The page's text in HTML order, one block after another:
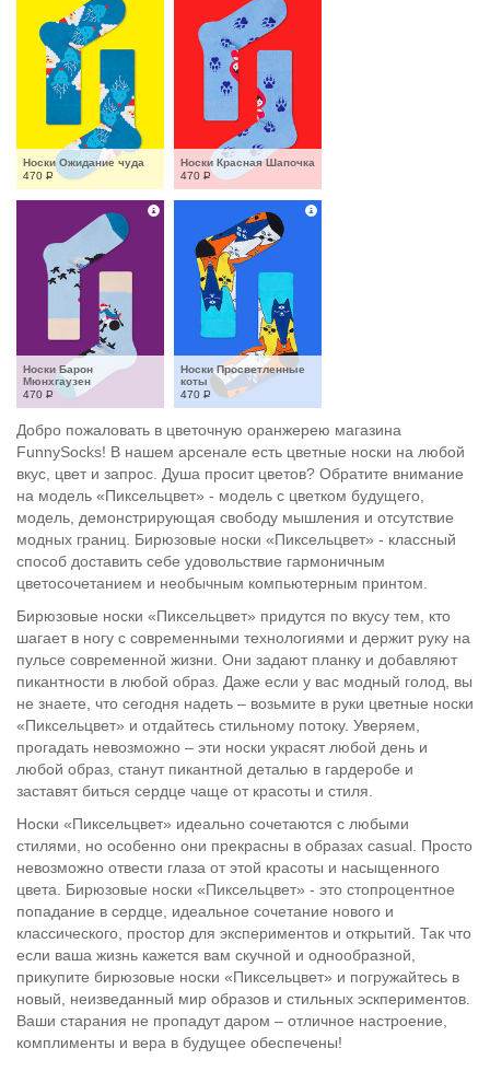
Носки Ожидание чуда
470 Р
Носки Красная Шапочка
470 Р
Носки Барон
Мюнхгаузен
470 Р
Носки Просветленные
коты
470 Р
Добро пожаловать в цветочную оранжерею магазина
FunnySocks! В нашем арсенале есть цветные носки на любой
вкус, цвет и запрос. Душа просит цветов? Обратите внимание
на модель «Пиксельцвет» - модель с цветком будущего,
модель, демонстрирующая свободу мышления и отсутствие
модных границ. Бирюзовые носки «Пиксельцвет» - классный
способ доставить себе удовольствие гармоничным
цветосочетанием и необычным компьютерным принтом.
Бирюзовые носки «Пиксельцвет» придутся по вкусу тем, кто
шагает в ногу с современными технологиями и держит руку на
пульсе современной жизни. Они задают планку и добавляют
пикантности в любой образ. Даже если у вас модный голод, вы
не знаете, что сегодня надеть – возьмите в руки цветные носки
«Пиксельцвет» и отдайтесь стильному потоку. Уверяем,
прогадать невозможно – эти носки украсят любой день и
любой образ, станут пикантной деталью в гардеробе и
заставят биться сердце чаще от красоты и стиля.
Носки «Пиксельцвет» идеально сочетаются с любыми
стилями, но особенно они прекрасны в образах casual. Просто
невозможно отвести глаза от этой красоты и насыщенного
цвета. Бирюзовые носки «Пиксельцвет» - это стопроцентное
попадание в сердце, идеальное сочетание нового и
классического, простор для экспериментов и открытий. Так что
если ваша жизнь кажется вам скучной и однообразной,
прикупите бирюзовые носки «Пиксельцвет» и погружайтесь в
новый, неизведанный мир образов и стильных эскпериментов.
Ваши старания не пропадут даром – отличное настроение,
комплименты и вера в будущее обеспечены!